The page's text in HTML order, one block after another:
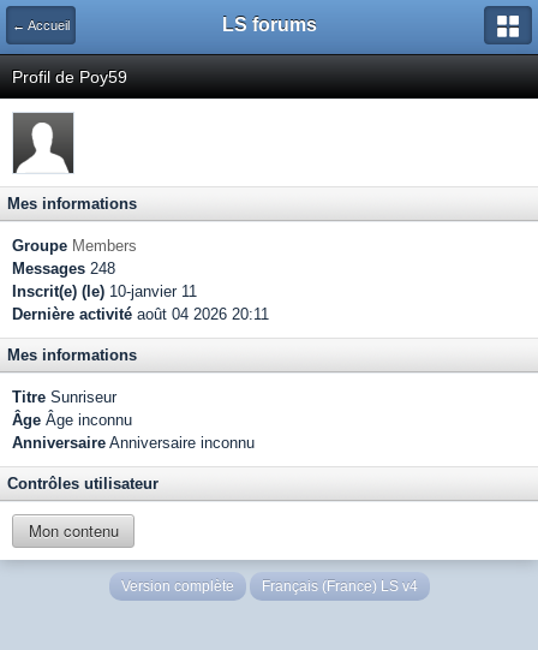
← Accueil LS forums
Profil de Poy59
Mes informations
Groupe Members
Messages 248
Inscrit(e) (le) 10-janvier 11
Dernière activité août 04 2026 20:11
Mes informations
Titre Sunriseur
Âge Âge inconnu
Anniversaire Anniversaire inconnu
Contrôles utilisateur
Mon contenu
Version complète Français (France) LS v4